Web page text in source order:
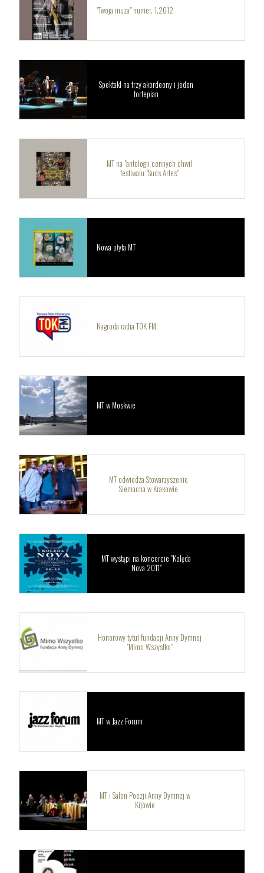
"Twoja muza" numer. 1.2012
Spektakl na trzy akordeony i jeden
fortepian
MT na "antologii cennych chwil
festiwalu "Suds Arles"
Nowa płyta MT
Nagroda radia TOK FM
MT w Moskwie
MT odwiedza Stowarzyszenie
Siemacha w Krakowie
MT wystąpi na koncercie "Kolęda
Nova 2011"
Honorowy tytuł fundacji Anny Dymnej
"Mimo Wszystko"
MT w Jazz Forum
MT i Salon Poezji Anny Dymnej w
Kijowie